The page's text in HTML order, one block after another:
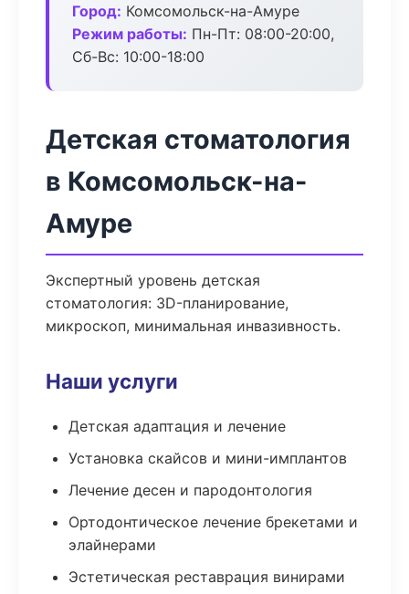
Город: Комсомольск-на-Амуре
Режим работы: Пн-Пт: 08:00-20:00,
Сб-Вс: 10:00-18:00
Детская стоматология
в Комсомольск-на-
Амуре
Экспертный уровень детская
стоматология: 3D-планирование,
микроскоп, минимальная инвазивность.
Наши услуги
Детская адаптация и лечение
Установка скайсов и мини-имплантов
Лечение десен и пародонтология
Ортодонтическое лечение брекетами и
элайнерами
Эстетическая реставрация винирами